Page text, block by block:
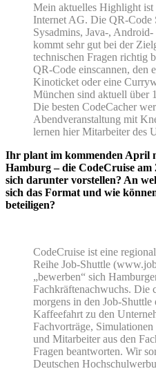
Mein aktuelles Highlight
Internet AG. Die QR-Code
Sysadmins, Java-,
kommt sehr gut bei der
technischen Fragen richtig
QR-Code einscannen, den
Kinoticket oder eine
München sind aktuell über
Die besten CodeCacher
Abendveranstaltung mit
lernen hier Mitarbeiter des
Ihr plant im kommenden April
Hamburg – die CodeCruise am
sich darunter vorstellen? An
sich das Format und wie
beteiligen?
CodeCruise ist eine
Reihe Job-Shuttle
„bewerben“ sich
Fachkräftenachwuchs. Die
morgens in den Job-
Kaffeefahrt zu den
Fachvorträge,
und Mitarbeiter aus den
Fragen beantworten. Wir
Deutschen